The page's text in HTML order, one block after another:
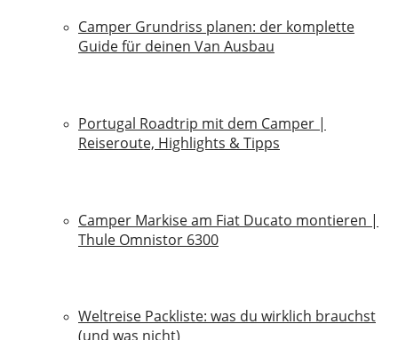
Camper Grundriss planen: der komplette
Guide für deinen Van Ausbau
Portugal Roadtrip mit dem Camper |
Reiseroute, Highlights & Tipps
Camper Markise am Fiat Ducato montieren |
Thule Omnistor 6300
Weltreise Packliste: was du wirklich brauchst
(und was nicht)